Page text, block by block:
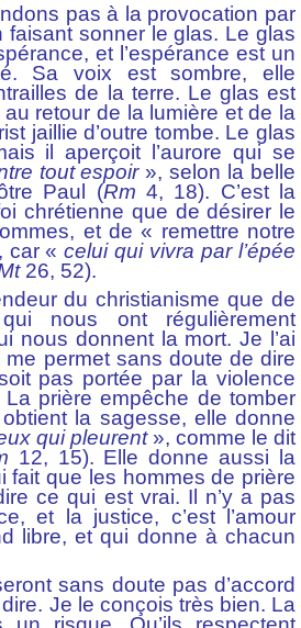
pas à la provocation par
faisant sonner le glas. Le glas
et l’espérance est un
Sa voix est sombre, elle
de la terre. Le glas est
retour de la lumière et de la
jaillie d’outre tombe. Le glas
il aperçoit l’aurore qui se
tout espoir », selon la belle
Paul (Rm 4, 18). C’est la
chrétienne que de désirer le
et de « remettre notre
car «celui qui vivra par l’épée
26, 52).
du christianisme que de
nous ont régulièrement
nous donnent la mort. Je l’ai
permet sans doute de dire
pas portée par la violence
prière empêche de tomber
la sagesse, elle donne
qui pleurent», comme le dit
12, 15). Elle donne aussi la
fait que les hommes de prière
ce qui est vrai. Il n’y a pas
et la justice, c’est l’amour
libre, et qui donne à chacun
sans doute pas d’accord
Je le conçois très bien. La